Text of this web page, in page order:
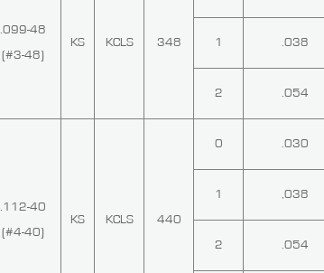
.099-48
(#3-48)
KS KCLS 348 1 .038
2 .054
.112-40
(#4-40)
KS KCLS 440
0 .030
1 ,038
2 .054